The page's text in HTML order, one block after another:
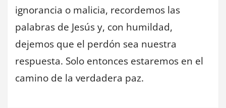
ignorancia o malicia, recordemos las
palabras de Jesús y, con humildad,
dejemos que el perdón sea nuestra
respuesta. Solo entonces estaremos en el
camino de la verdadera paz.